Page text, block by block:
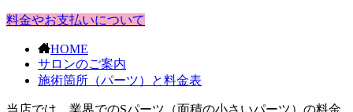
料金やお支払いについて
HOME
サロンのご案内
施術箇所（パーツ）と料金表